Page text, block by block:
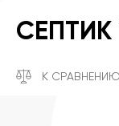
СЕПТИК
К СРАВНЕНИЮ